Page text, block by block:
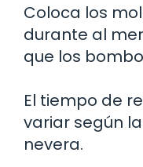
Coloca los
durante al
que los
El tiempo de
variar según
nevera.